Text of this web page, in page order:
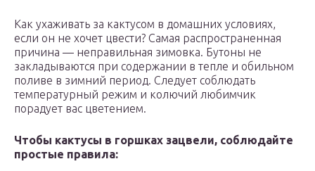
Как ухаживать за кактусом в домашних условиях,
если он не хочет цвести? Самая распространенная
причина — неправильная зимовка. Бутоны не
закладываются при содержании в тепле и обильном
поливе в зимний период. Следует соблюдать
температурный режим и колючий любимчик
порадует вас цветением.
Чтобы кактусы в горшках зацвели, соблюдайте
простые правила: